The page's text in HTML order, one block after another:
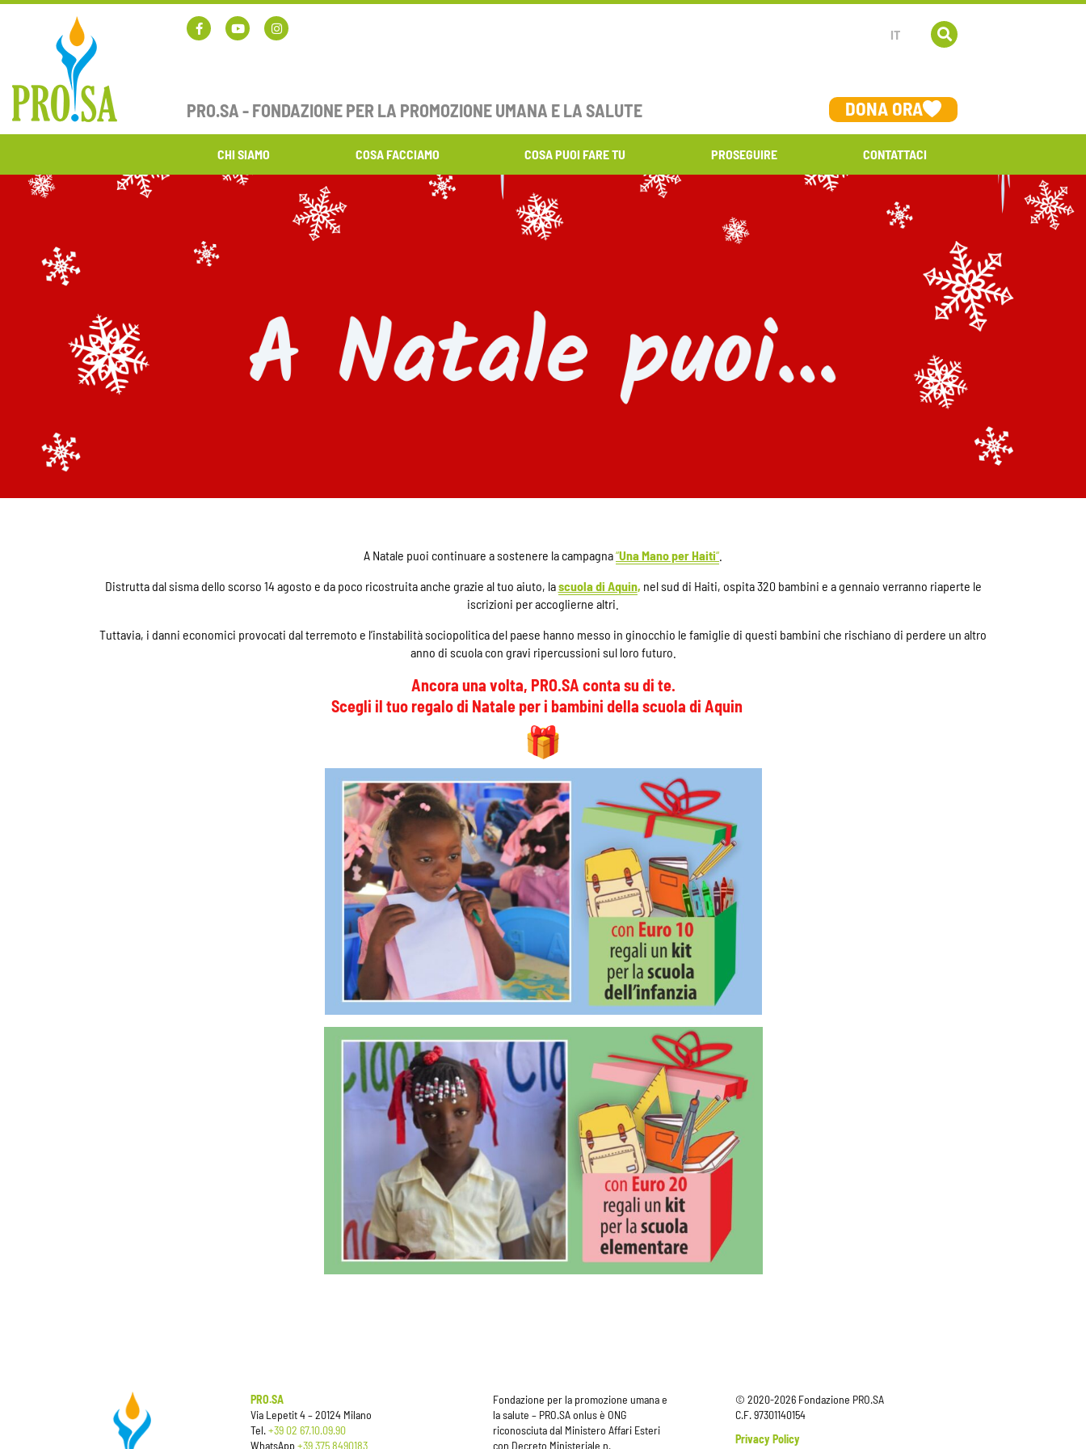
IT
PRO.SA - FONDAZIONE PER LA PROMOZIONE UMANA E LA SALUTE DONA ORA
CHI SIAMO COSA FACCIAMO COSA PUOI FARE TU PROSEGUIRE CONTATTACI
A Natale puoi continuare a sostenere la campagna“Una Mano per Haiti“
Distrutta dal sisma dello scorso 14 agosto e da poco ricostruita anche grazie al tuo aiuto, lascuola di Aquin, nel sud di Haiti, ospita 320 bambini e a gennaio verranno riaperte le
iscrizioni per accoglierne altri.
Tuttavia, i danni economici provocati dal terremoto e l’instabilità sociopolitica del paese hanno messo in ginocchio le famiglie di questi bambini che rischiano di perdere un altro
anno di scuola con gravi ripercussioni sul loro futuro.
Ancora una volta, PRO.SA conta su di te.
Scegli il tuo regalo di Natale per i bambini della scuola di Aquin
PRO.SA
Via Lepetit 4 – 20124 Milano
Tel.+39 02 67.10.09.90
WhatsApp+39 375 8490183
Fondazione per la promozione umana e
la salute – PRO.SA onlus è ONG
riconosciuta dal Ministero Affari Esteri
con Decreto Ministeriale n.
© 2020-2026 Fondazione PRO.SA
C.F. 97301140154
Privacy Policy